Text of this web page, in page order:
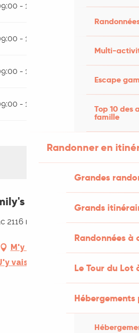
Multi-
Escape
Top 10 des
famille
Randonner en
Grandes
Grands
Randonnées
Le Tour du Lot
- 19:00
- 19:00
- 19:00
- 19:00
Ranch
2116 route d'Orniac, 46360
M'y rendre
vais en train !